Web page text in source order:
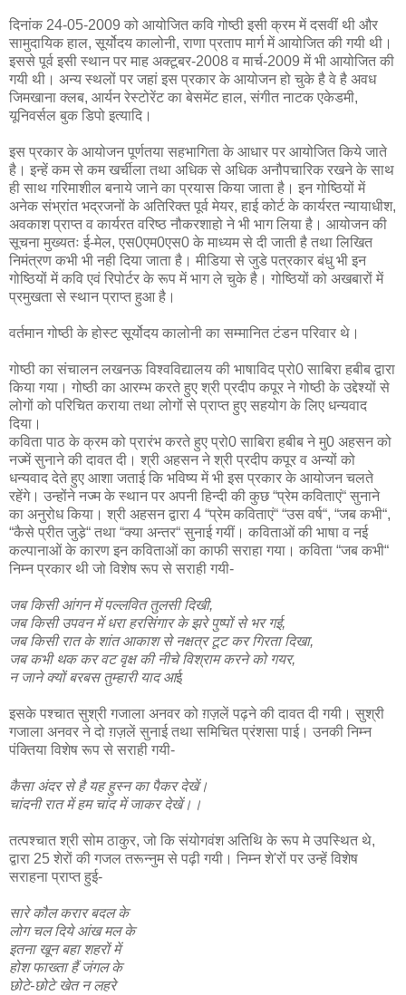
दिनांक 24-05-2009 को आयोजित कवि गोष्ठी इसी क्रम में दसवीं थी और
सामुदायिक हाल, सूर्योदय कालोनी, राणा प्रताप मार्ग में आयोजित की गयी थी।
इससे पूर्व इसी स्थान पर माह अक्टूबर-2008 व मार्च-2009 में भी आयोजित की
गयी थी। अन्य स्थलों पर जहां इस प्रकार के आयोजन हो चुके है वे है अवध
जिमखाना क्लब, आर्यन रेस्टोरेंट का बेसमेंट हाल, संगीत नाटक एकेडमी,
यूनिवर्सल बुक डिपो इत्यादि।
इस प्रकार के आयोजन पूर्णतया सहभागिता के आधार पर आयोजित किये जाते
है। इन्हें कम से कम खर्चीला तथा अधिक से अधिक अनौपचारिक रखने के साथ
ही साथ गरिमाशील बनाये जाने का प्रयास किया जाता है। इन गोष्ठियों में
अनेक संभ्रांत भद्रजनों के अतिरिक्त पूर्व मेयर, हाई कोर्ट के कार्यरत न्यायाधीश,
अवकाश प्राप्त व कार्यरत वरिष्ठ नौकरशाहो ने भी भाग लिया है। आयोजन की
सूचना मुख्यतः ई-मेल, एस0एम0एस0 के माध्यम से दी जाती है तथा लिखित
निमंत्रण कभी भी नही दिया जाता है। मीडिया से जुडे पत्रकार बंधु भी इन
गोष्ठियों में कवि एवं रिपोर्टर के रूप में भाग ले चुके है। गोष्ठियों को अखबारों में
प्रमुखता से स्थान प्राप्त हुआ है।
वर्तमान गोष्ठी के होस्ट सूर्योदय कालोनी का सम्मानित टंडन परिवार थे।
गोष्ठी का संचालन लखनऊ विश्वविद्यालय की भाषाविद प्रो0 साबिरा हबीब द्वारा
किया गया। गोष्ठी का आरम्भ करते हुए श्री प्रदीप कपूर ने गोष्ठी के उद्देश्यों से
लोगों को परिचित कराया तथा लोगों से प्राप्त हुए सहयोग के लिए धन्यवाद
दिया।
कविता पाठ के क्रम को प्रारंभ करते हुए प्रो0 साबिरा हबीब ने मु0 अहसन को
नज्में सुनाने की दावत दी। श्री अहसन ने श्री प्रदीप कपूर व अन्यों को
धन्यवाद देते हुए आशा जताई कि भविष्य में भी इस प्रकार के आयोजन चलते
रहेंगे। उन्होंने नज्म के स्थान पर अपनी हिन्दी की कुछ “प्रेम कविताएं“ सुनाने
का अनुरोध किया। श्री अहसन द्वारा 4 “प्रेम कविताएं“ “उस वर्ष“, “जब कभी“,
“कैसे प्रीत जुडे़“ तथा “क्या अन्तर“ सुनाई गयीं। कविताओं की भाषा व नई
कल्पानाओं के कारण इन कविताओं का काफी सराहा गया। कविता “जब कभी“
निम्न प्रकार थी जो विशेष रूप से सराही गयी-
जब किसी आंगन में पल्लवित तुलसी दिखी,
जब किसी उपवन में धरा हरसिंगार के झरे पुष्पों से भर गई,
जब किसी रात के शांत आकाश से नक्षत्र टूट कर गिरता दिखा,
जब कभी थक कर वट वृक्ष की नीचे विश्राम करने को गयर,
न जाने क्यों बरबस तुम्हारी याद आई
इसके पश्चात सुश्री गजाला अनवर को ग़ज़लें पढ़ने की दावत दी गयी। सुश्री
गजाला अनवर ने दो ग़ज़लें सुनाई तथा समिचित प्रंशसा पाई। उनकी निम्न
पंक्तिया विशेष रूप से सराही गयी-
कैसा अंदर से है यह हुस्न का पैकर देखें।
चांदनी रात में हम चांद में जाकर देखें।।
तत्पश्चात श्री सोम ठाकुर, जो कि संयोगवंश अतिथि के रूप मे उपस्थित थे,
द्वारा 25 शेरों की गजल तरून्नुम से पढ़ी गयी। निम्न शे'रों पर उन्हें विशेष
सराहना प्राप्त हुई-
सारे कौल करार बदल के
लोग चल दिये आंख मल के
इतना खून बहा शहरों में
होश फाख्ता हैं जंगल के
छोटे-छोटे खेत न लहरे